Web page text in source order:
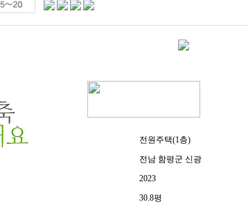
전원주택(1층)
전남 함평군 신광
2023
30.8평